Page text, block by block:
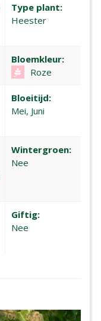
Type plant:
Heester
Bloemkleur:
Roze
Bloeitijd:
Mei, Juni
Wintergroen:
Nee
Giftig:
Nee